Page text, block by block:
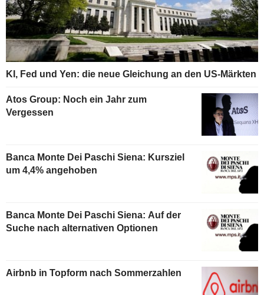
KI, Fed und Yen: die neue Gleichung an den US-Märkten
Atos Group: Noch ein Jahr zum
Vergessen
Banca Monte Dei Paschi Siena: Kursziel
um 4,4% angehoben
Banca Monte Dei Paschi Siena: Auf der
Suche nach alternativen Optionen
Airbnb in Topform nach Sommerzahlen